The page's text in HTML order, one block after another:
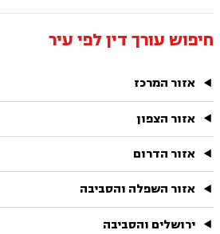
חיפוש עורך דין לפי עיר
אזור המרכז
אזור הצפון
אזור הדרום
אזור השפלה והסביבה
ירושלים והסביבה